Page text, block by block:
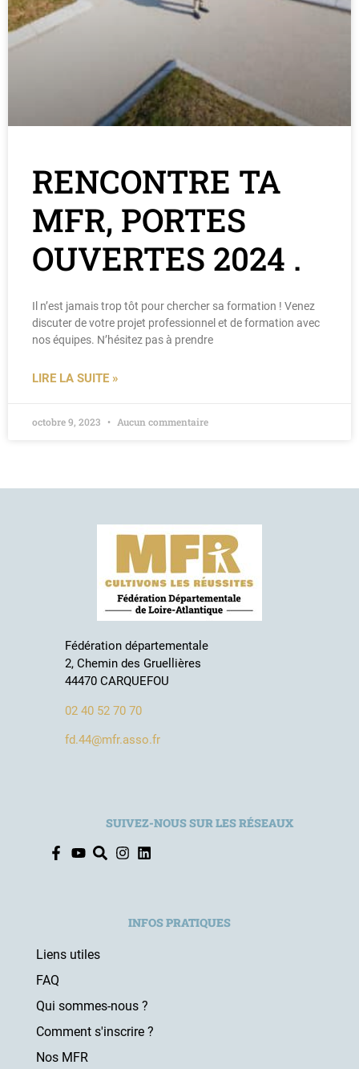
RENCONTRE TA
MFR, PORTES
OUVERTES 2024 .
Il n’est jamais trop tôt pour chercher sa formation ! Venez
discuter de votre projet professionnel et de formation avec
nos équipes. N’hésitez pas à prendre
LIRE LA SUITE »
octobre 9, 2023 Aucun commentaire
Fédération départementale
2, Chemin des Gruellières
44470 CARQUEFOU
02 40 52 70 70
fd.44@mfr.asso.fr
SUIVEZ-NOUS SUR LES RÉSEAUX
INFOS PRATIQUES
Liens utiles
FAQ
Qui sommes-nous ?
Comment s'inscrire ?
Nos MFR